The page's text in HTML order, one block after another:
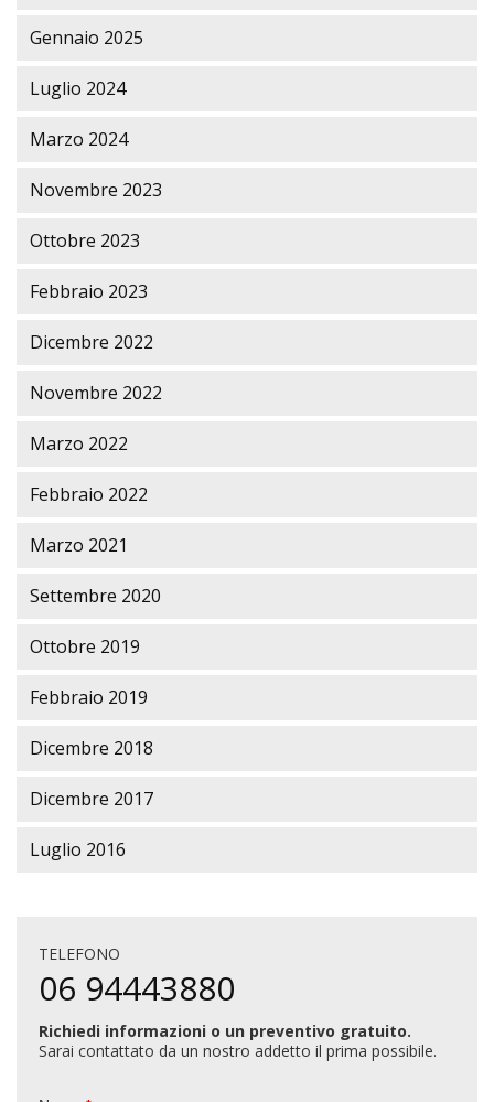
Gennaio 2025
Luglio 2024
Marzo 2024
Novembre 2023
Ottobre 2023
Febbraio 2023
Dicembre 2022
Novembre 2022
Marzo 2022
Febbraio 2022
Marzo 2021
Settembre 2020
Ottobre 2019
Febbraio 2019
Dicembre 2018
Dicembre 2017
Luglio 2016
TELEFONO
06 94443880
Richiedi informazioni o un preventivo gratuito.
Sarai contattato da un nostro addetto il prima possibile.